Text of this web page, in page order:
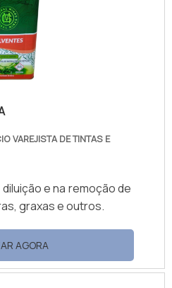
VAREJISTA DE TINTAS E
e na remoção de
graxas e outros.
AGORA